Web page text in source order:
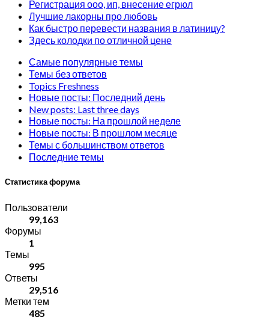
Регистрация ооо, ип, внесение егрюл
Лучшие лакорны про любовь
Как быстро перевести названия в латиницу?
Здесь колодки по отличной цене
Самые популярные темы
Темы без ответов
Topics Freshness
Новые посты: Последний день
New posts: Last three days
Новые посты: На прошлой неделе
Новые посты: В прошлом месяце
Темы с большинством ответов
Последние темы
Статистика форума
Пользователи
99,163
Форумы
1
Темы
995
Ответы
29,516
Метки тем
485